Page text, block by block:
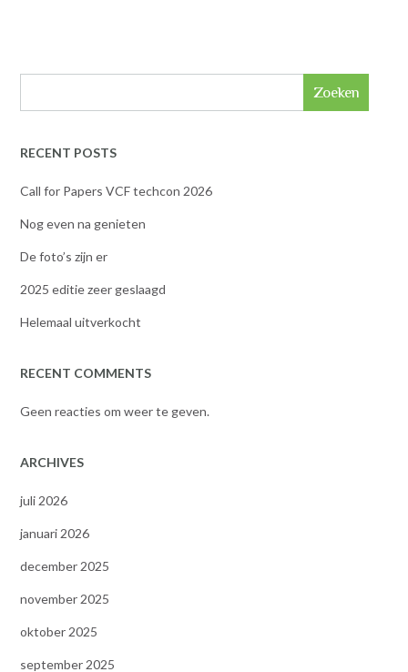
Zoeken
RECENT POSTS
Call for Papers VCF techcon 2026
Nog even na genieten
De foto’s zijn er
2025 editie zeer geslaagd
Helemaal uitverkocht
RECENT COMMENTS
Geen reacties om weer te geven.
ARCHIVES
juli 2026
januari 2026
december 2025
november 2025
oktober 2025
september 2025